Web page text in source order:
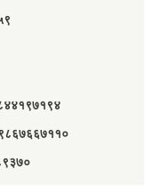
९८६७६६७११०